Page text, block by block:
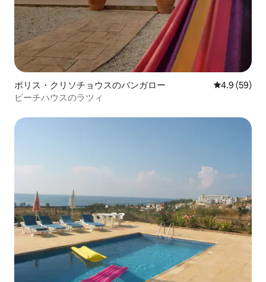
ポリス・クリソチョウスのバンガロー レビュー59
4.9 (59)
ビーチハウスのラツィ